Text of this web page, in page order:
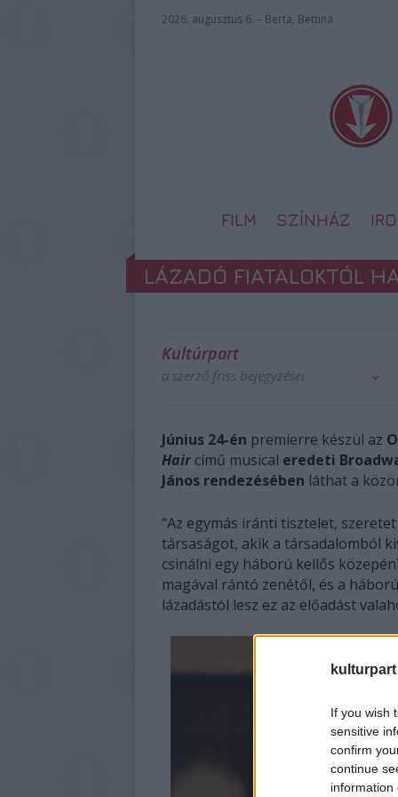
kulturpart
If you wish
sensitive
confirm
continue
information
2026. augusztus 6. – Berta, Bettina
FILM SZÍNHÁZ
LÁZADÓ FIATALOKTÓL
Kultúrpart
a szerző friss bejegyzései
Június 24-én premierre készül az
Hair című musical eredeti
János rendezésében láthat a
“Az egymás iránti tisztelet,
társaságot, akik a társadalomból
csinálni egy háború kellős
magával rántó zenétől, és a
lázadástól lesz ez az előadást